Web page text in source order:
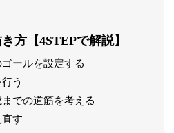
方【4STEPで解説】
ールを設定する
う
での道筋を考える
す